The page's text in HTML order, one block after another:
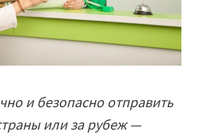
и безопасно отправить
или за рубеж —